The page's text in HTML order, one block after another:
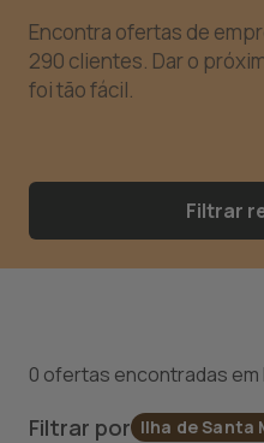
Encontra ofertas de
290 clientes. Dar o
foi tão fácil.
Filtrar
0 ofertas encontradas em
Filtrar por Ilha de Santa